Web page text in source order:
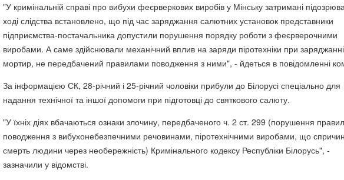
"У кримінальній справі про вибухи феєрверкових виробів у Мінську затримані
ході слідства встановлено, що під час заряджання салютних установок представники
підприємства-постачальника допустили порушення порядку роботи з феєрверочними
виробами. А саме здійснювали механічний вплив на заряди піротехніки при заряджанні
мортир, не передбачений правилами поводження з ними", - йдеться в повідомленні
За інформацією СК, 28-річний і 25-річний чоловіки прибули до Білорусі спеціально для
надання технічної та іншої допомоги при підготовці до святкового салюту.
"У їхніх діях вбачаються ознаки злочину, передбаченого ч. 2 ст. 299 (порушення правил
поводження з вибухонебезпечними речовинами, піротехнічними виробами, що
смерть людини через необережність) Кримінального кодексу Республіки Білорусь", -
зазначили у відомстві.